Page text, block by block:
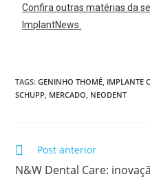
Confira outras matérias da
ImplantNews.
TAGS:GENINHO THOMÉ IMPLANTE
SCHUPP MERCADO NEODENT
Post anterior
N&W Dental Care: